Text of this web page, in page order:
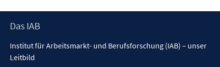
Footer
Das IAB
Institut für Arbeitsmarkt- und Berufsforschung (IAB) – unser
Leitbild